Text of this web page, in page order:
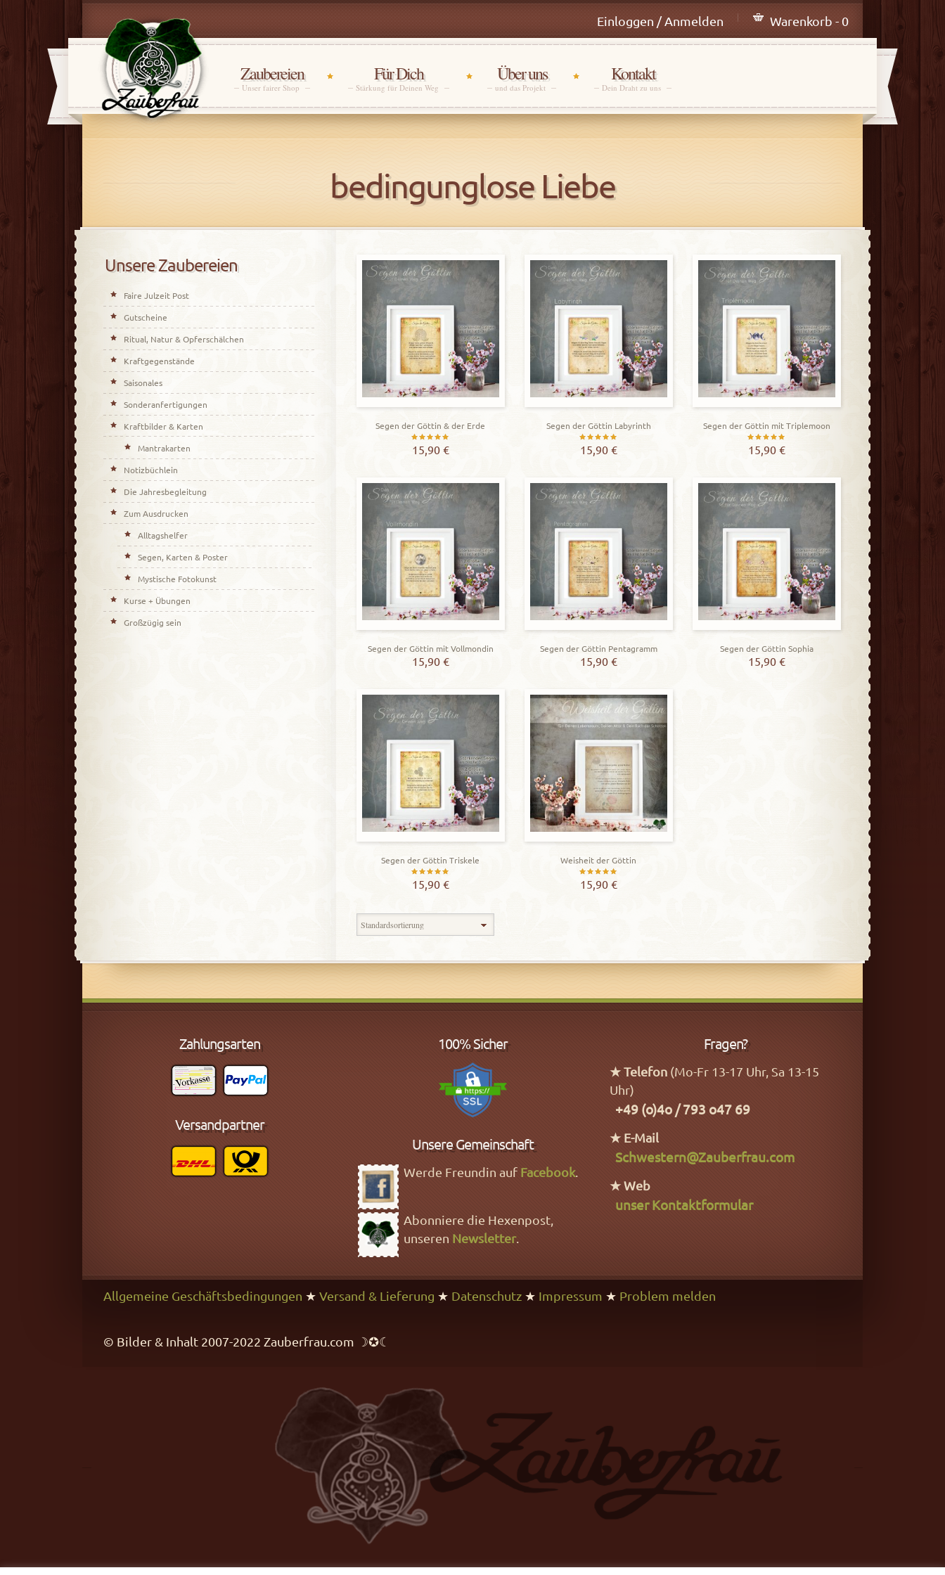
Einloggen / Anmelden Warenkorb - 0
Zaubereien
Unser fairer Shop
Für Dich
Stärkung für Deinen Weg
Über uns
und das Projekt
Kontakt
Dein Draht zu uns
bedingunglose Liebe
Segen der Göttin & der Erde
Bewertet
5.00
von 5
15,90 €
Segen der Göttin Labyrinth
Bewertet
5.00
von 5
15,90 €
Segen der Göttin mit Triplemoon
Bewertet
5.00
von 5
15,90 €
Segen der Göttin mit Vollmondin
15,90 €
Segen der Göttin Pentagramm
15,90 €
Segen der Göttin Sophia
15,90 €
Segen der Göttin Triskele
Bewertet
von 5
15,90 €
Weisheit der Göttin
Bewertet
15,90 €
Zeigt alle 8 Ergebnisse
Unsere Zaubereien
Faire Julzeit Post
Gutscheine
Ritual, Natur & Opferschälchen
Kraftgegenstände
Saisonales
Sonderanfertigungen
Kraftbilder & Karten
Mantrakarten
Notizbüchlein
Die Jahresbegleitung
Zum Ausdrucken
Alltagshelfer
Segen, Karten & Poster
Mystische Fotokunst
Kurse + Übungen
Großzügig sein
Zahlungsarten
Versandpartner
100% Sicher
Unsere Gemeinschaft
Werde Freundin auf Facebook.
Abonniere die Hexenpost,
unseren Newsletter.
Fragen?
★ Telefon (Mo-Fr 13-17 Uhr, Sa 13-15
Uhr)
+49 (o)4o / 793 o47 69
★ E-Mail
Schwestern@Zauberfrau.com
★ Web
unser Kontaktformular
Allgemeine Geschäftsbedingungen ★ Versand & Lieferung ★ Datenschutz ★ Impressum ★ Problem melden
© Bilder & Inhalt 2007-2022 Zauberfrau.com ☽✪☾